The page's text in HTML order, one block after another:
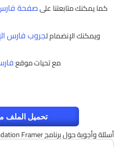
كما يمكنك متابعتنا علىصفحة
ويمكنك الإنضمام لجروب فارس
مع تحيات موقع
تحميل الملف
أسئلة وأجوبة حول برنامج CoffeeCup Responsive Foundation Framer